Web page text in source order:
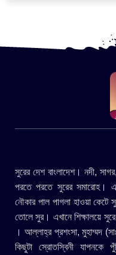
সুরের দেশ বাংলাদেশ। নদী,
পরতে পরতে সুরের সমারোহ।
নৌকার পাল পাগলা হাওয়া কেটে
তোলে সুর। এখানে শিক্ষালয়ে
। আল্লাহ্র প্রশংসা, মুহাম্মদ
কিছুটা স্রোতস্বিনী যাপনকে